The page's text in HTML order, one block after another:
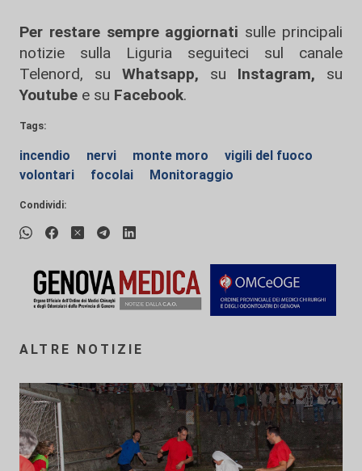
Per restare sempre aggiornati sulle principali
notizie sulla Liguria seguiteci sul canale
Telenord, su
Whatsapp, su Instagram, su
Youtube e su Facebook.
Tags:
incendio nervi monte moro
vigili del fuoco
volontari
focolai Monitoraggio
Condividi:
ALTRE NOTIZIE